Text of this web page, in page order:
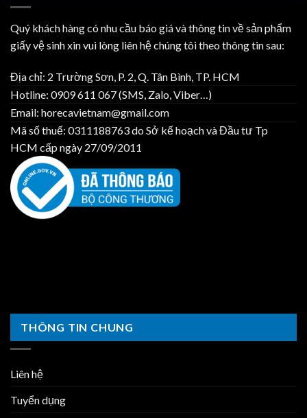
Quý khách hàng có nhu cầu báo giá và thông tin về sản phẩm
giấy vệ sinh xin vui lòng liên hệ chúng tôi theo thông tin sau:
Địa chỉ: 2 Trường Sơn, P. 2, Q. Tân Bình, TP. HCM
Hotline: 0909 611 067 (SMS, Zalo, Viber…)
Email: horecavietnam@gmail.com
Mã số thuế: 0311188763 do Sở kế hoạch và Đầu tư Tp
HCM cấp ngày 27/09/2011
THÔNG TIN CHUNG
Liên hệ
Tuyển dụng